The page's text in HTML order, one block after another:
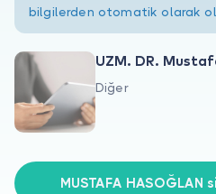
Hakkımızda
Doktorlar için
bilgilerden otomatik olarak
UZM. DR.
Diğer
MUSTAFA HASOĞLAN